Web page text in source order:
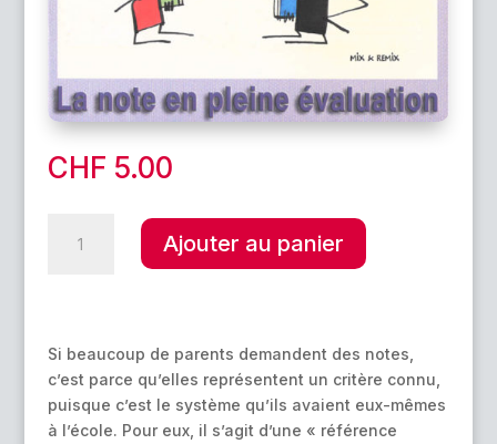
CHF 5.00
pleine
évaluation
Ajouter au panier
A
n
a
t
i
Si beaucoup de parents demandent des notes,
c’est parce qu’elles représentent un critère connu,
puisque c’est le système qu’ils avaient eux-mêmes
à l’école. Pour eux, il s’agit d’une « référence